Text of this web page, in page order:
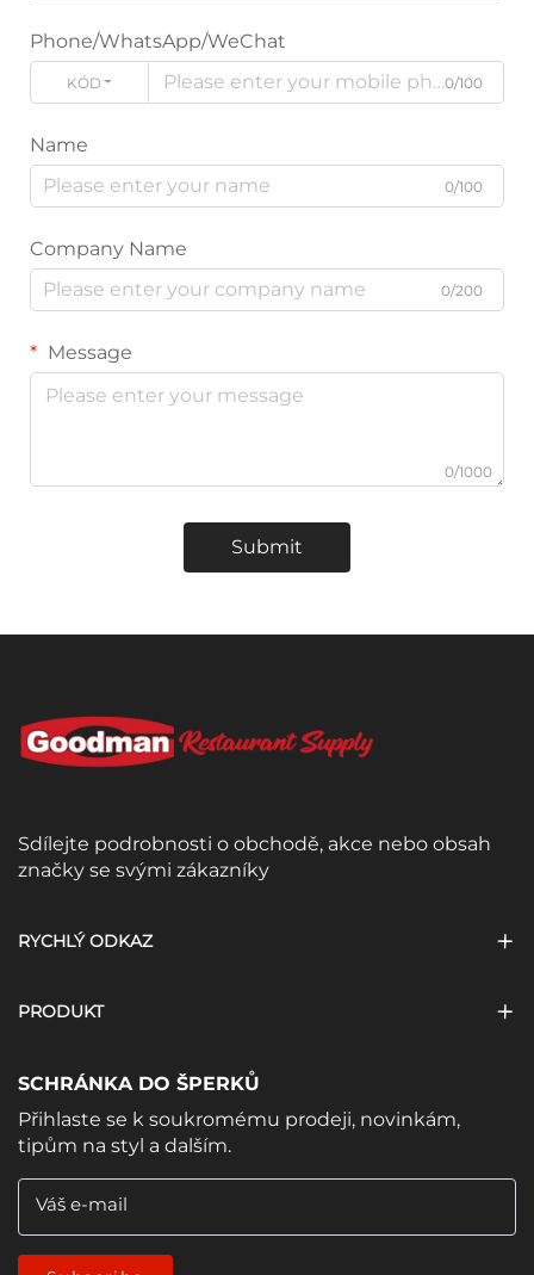
Phone/WhatsApp/WeChat
KÓD 0/100
Name
0/100
Company Name
0/200
Message
0/1000
Submit
Sdílejte podrobnosti o obchodě, akce nebo obsah
značky se svými zákazníky
RYCHLÝ ODKAZ
PRODUKT
SCHRÁNKA DO ŠPERKŮ
Přihlaste se k soukromému prodeji, novinkám,
tipům na styl a dalším.
Váš e-mail